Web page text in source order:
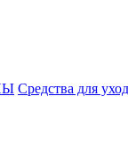
Средства для